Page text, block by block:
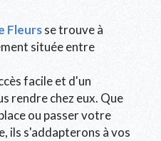
Fleursse trouve à
située entre
facile et d'un
rendre chez eux. Que
ou passer votre
ils s'addapterons à vos